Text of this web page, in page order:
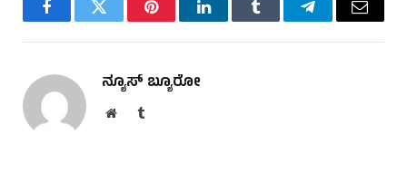
FacebookTwitter PinterestLinkedInTumblr TelegramEmail
ನ್ಯೂಸ್ ಬ್ಯೂರೋ
WebsiteTumblr